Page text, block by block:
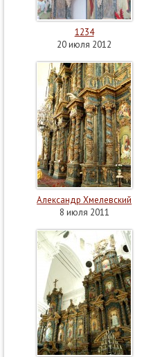
1234
20 июля 2012
Александр Хмелевский
8 июля 2011